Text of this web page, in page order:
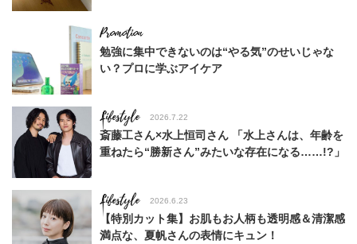
勉強に集中できないのは“やる気”のせいじゃな
い？プロに学ぶアイケア
Lifestyle 2026.7.22
斎藤工さん×水上恒司さん 「水上さんは、年齢を
重ねたら“勝新さん”みたいな存在になる……!?」
Lifestyle 2026.6.23
【特別カット集】お肌もお人柄も透明感＆清潔感
満点な、夏帆さんの表情にキュン！